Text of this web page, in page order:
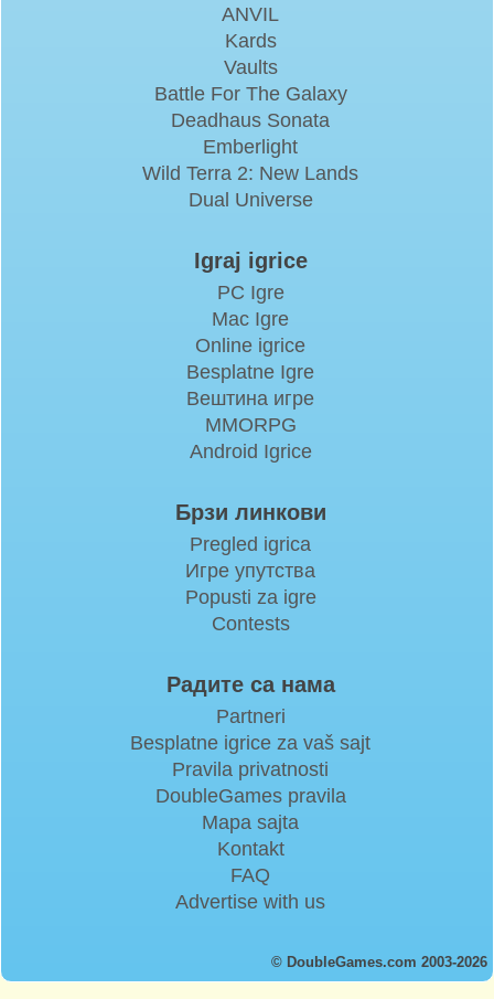
ANVIL
Kards
Vaults
Battle For The Galaxy
Deadhaus Sonata
Emberlight
Wild Terra 2: New Lands
Dual Universe
Igraj igrice
PC Igre
Mac Igre
Online igrice
Besplatne Igre
Вештина игре
MMORPG
Android Igrice
Брзи линкови
Pregled igrica
Игре упутства
Popusti za igre
Contests
Радите са нама
Partneri
Besplatne igrice za vaš sajt
Pravila privatnosti
DoubleGames pravila
Mapa sajta
Kontakt
FAQ
Advertise with us
© DoubleGames.com 2003-2026